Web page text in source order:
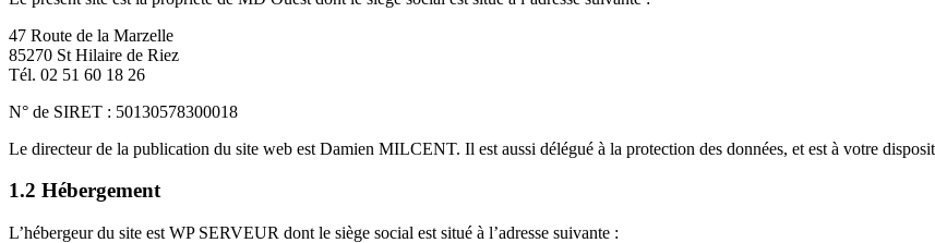
47 Route de la Marzelle
85270 St Hilaire de Riez
Tél. 02 51 60 18 26
N° de SIRET : 50130578300018
Le directeur de la publication du site web est Damien MILCENT. Il est aussi délégué à la protection des données, et est à votre
1.2 Hébergement
L’hébergeur du site est WP SERVEUR dont le siège social est situé à l’adresse suivante :